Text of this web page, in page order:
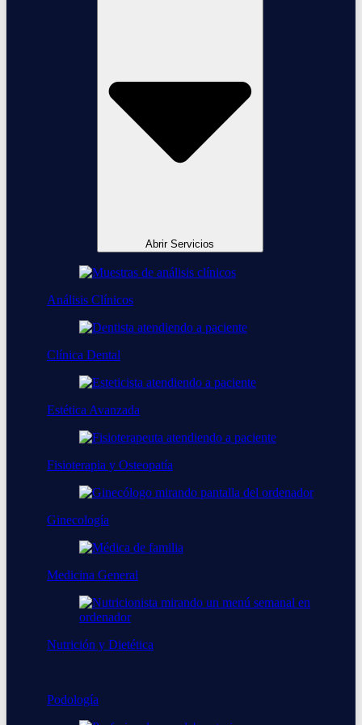
Abrir Servicios
Análisis Clínicos
Clínica Dental
Estética Avanzada
Fisioterapia y Osteopatía
Ginecología
Medicina General
Nutrición y Dietética
Podología
Paula Martín Pita
Responsable de Atención al Paciente en Clínica Villa de Prado.